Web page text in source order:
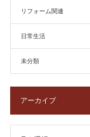
リフォーム関連
日常生活
未分類
アーカイブ